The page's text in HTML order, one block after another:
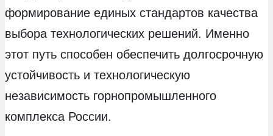
формирование единых стандартов качества
выбора технологических решений. Именно
этот путь способен обеспечить долгосрочную
устойчивость и технологическую
независимость горнопромышленного
комплекса России.